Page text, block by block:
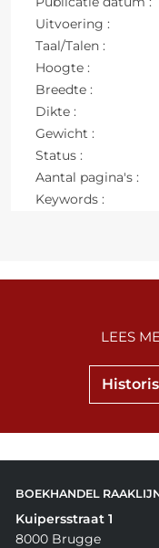
Uitvoering :
Taal/Talen :
Hoogte :
Breedte :
Dikte :
Gewicht :
Status :
Aantal pagina's :
Keywords :
LEES
BOEKHANDEL
Kuipersstraat 1
8000 Brugge